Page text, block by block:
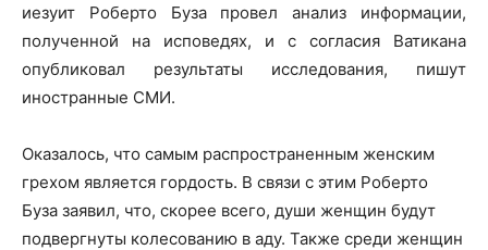
иезуит Роберто Буза провел анализ информации,
полученной на исповедях, и с согласия Ватикана
опубликовал результаты исследования, пишут
иностранные СМИ.
Оказалось, что самым распространенным женским
грехом является гордость. В связи с этим Роберто
Буза заявил, что, скорее всего, души женщин будут
подвергнуты колесованию в аду. Также среди женщин